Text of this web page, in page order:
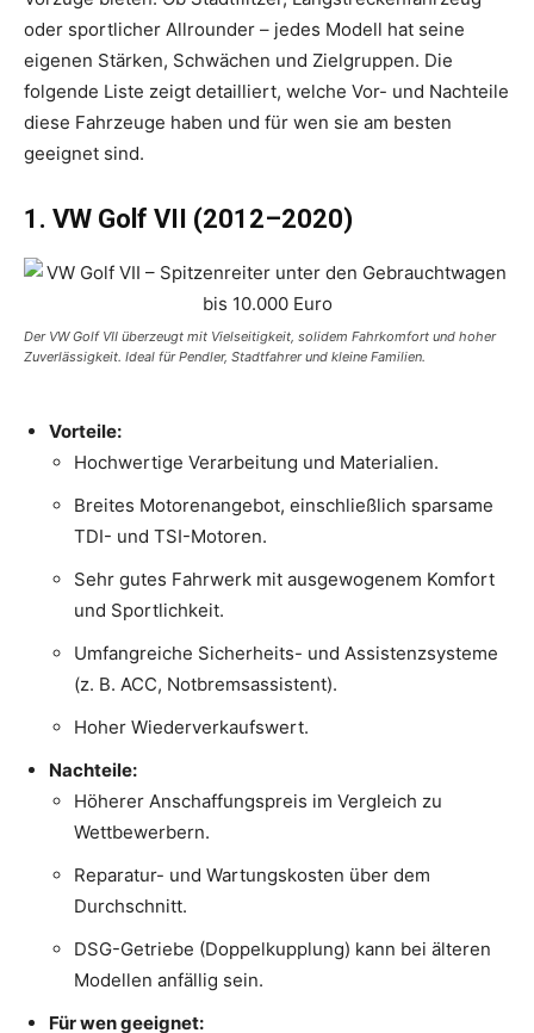
oder sportlicher Allrounder – jedes Modell hat seine
eigenen Stärken, Schwächen und Zielgruppen. Die
folgende Liste zeigt detailliert, welche Vor- und Nachteile
diese Fahrzeuge haben und für wen sie am besten
geeignet sind.
1. VW Golf VII (2012–2020)
Der VW Golf VII überzeugt mit Vielseitigkeit, solidem Fahrkomfort und hoher
Zuverlässigkeit. Ideal für Pendler, Stadtfahrer und kleine Familien.
Vorteile:
Hochwertige Verarbeitung und Materialien.
Breites Motorenangebot, einschließlich sparsame
TDI- und TSI-Motoren.
Sehr gutes Fahrwerk mit ausgewogenem Komfort
und Sportlichkeit.
Umfangreiche Sicherheits- und Assistenzsysteme
(z. B. ACC, Notbremsassistent).
Hoher Wiederverkaufswert.
Nachteile:
Höherer Anschaffungspreis im Vergleich zu
Wettbewerbern.
Reparatur- und Wartungskosten über dem
Durchschnitt.
DSG-Getriebe (Doppelkupplung) kann bei älteren
Modellen anfällig sein.
Für wen geeignet: